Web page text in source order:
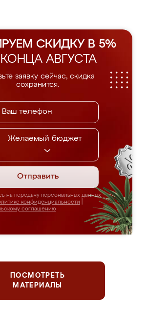
СКИДКУ В 5%
АВГУСТА
заявку сейчас, скидка
сохранится.
Желаемый бюджет
Отправить
на передачу персональных данных
конфиденциальности
соглашению
ПОСМОТРЕТЬ
МАТЕРИАЛЫ